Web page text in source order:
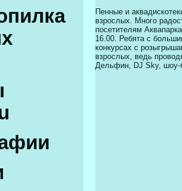
Пенные и
взрослых. Много
посетителям
16.00. Ребята с
конкурсах с
взрослых, ведь
Дельфин, DJ Sky, шоу-